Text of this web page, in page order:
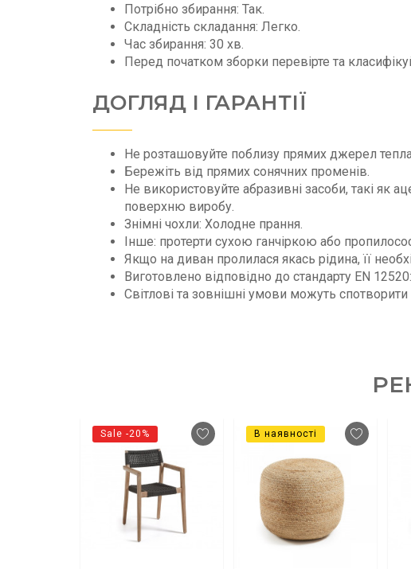
Потрібно збирання: Так.
Складність складання: Легко.
Час збирання: 30 хв.
Перед початком зборки перевірте та
ДОГЛЯД І ГАРАНТІЇ
Не розташовуйте поблизу прямих джерел
Бережіть від прямих сонячних променів.
Не використовуйте абразивні засоби, такі як
поверхню виробу.
Знімні чохли: Холодне прання.
Iнше: протерти сухою ганчіркою або
Якщо на диван пролилася якась рідина, її
Виготовлено відповідно до стандарту EN
Світлові та зовнішні умови можуть
В наявності